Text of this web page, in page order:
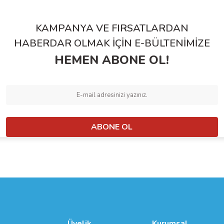
Gönder
KAMPANYA VE FIRSATLARDAN
HABERDAR OLMAK İÇİN E-BÜLTENİMİZE
HEMEN ABONE OL!
ABONE OL